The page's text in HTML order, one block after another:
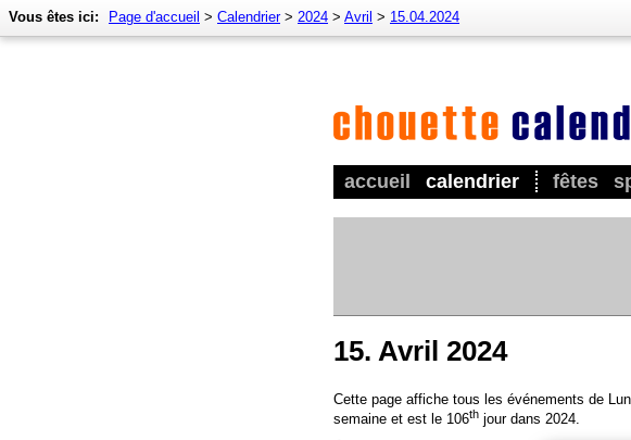
accueil calendrier fêtes
Vous êtes ici: Page d'accueil > Calendrier> 2024 > Avril > 15.04.2024
15. Avril 2024
Cette page affiche tous les événements de
semaine et est le 106th jour dans 2024.